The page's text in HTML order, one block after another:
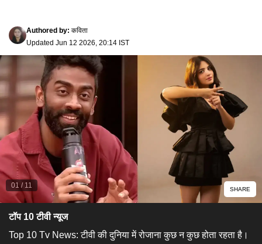
Authored by: कविता
Updated Jun 12 2026, 20:14 IST
01 / 11 SHARE
टॉप 10 टीवी न्यूज
Top 10 Tv News: टीवी की दुनिया में रोजाना कुछ न कुछ होता रहता है।